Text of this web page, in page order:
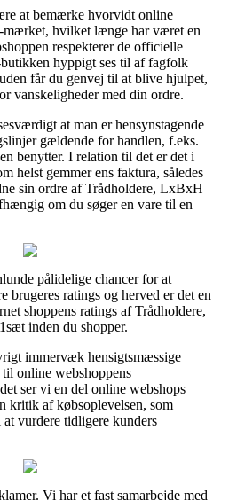
at bemærke hvorvidt online
mærket, hvilket længe har været en
respekterer de officielle
hyppigt ses til af fagfolk
får du genvej til at blive hjulpet,
vanskeligheder med din ordre.
at man er hensynstagende
gældende for handlen, f.eks.
benytter. I relation til det er det i
helst gemmer ens faktura, således
sin ordre af Trådholdere, LxBxH
om du søger en vare til en
pålidelige chancer for at
brugeres ratings og herved er det en
shoppens ratings af Trådholdere,
inden du shopper.
immervæk hensigtsmæssige
online webshoppens
ser vi en del online webshops
kritik af købsoplevelsen, som
vurdere tidligere kunders
Vi har et fast samarbejde med